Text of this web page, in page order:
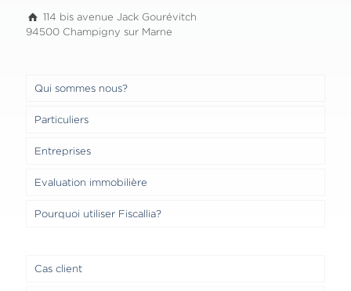
114 bis avenue Jack Gourévitch
94500 Champigny sur Marne
Qui sommes nous?
Particuliers
Entreprises
Evaluation immobilière
Pourquoi utiliser Fiscallia?
Cas client